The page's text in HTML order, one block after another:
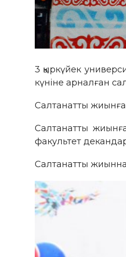
3 қыркүйек
күніне арналған
Салтанатты жиынға
Салтанатты
факультет
Салтанатты